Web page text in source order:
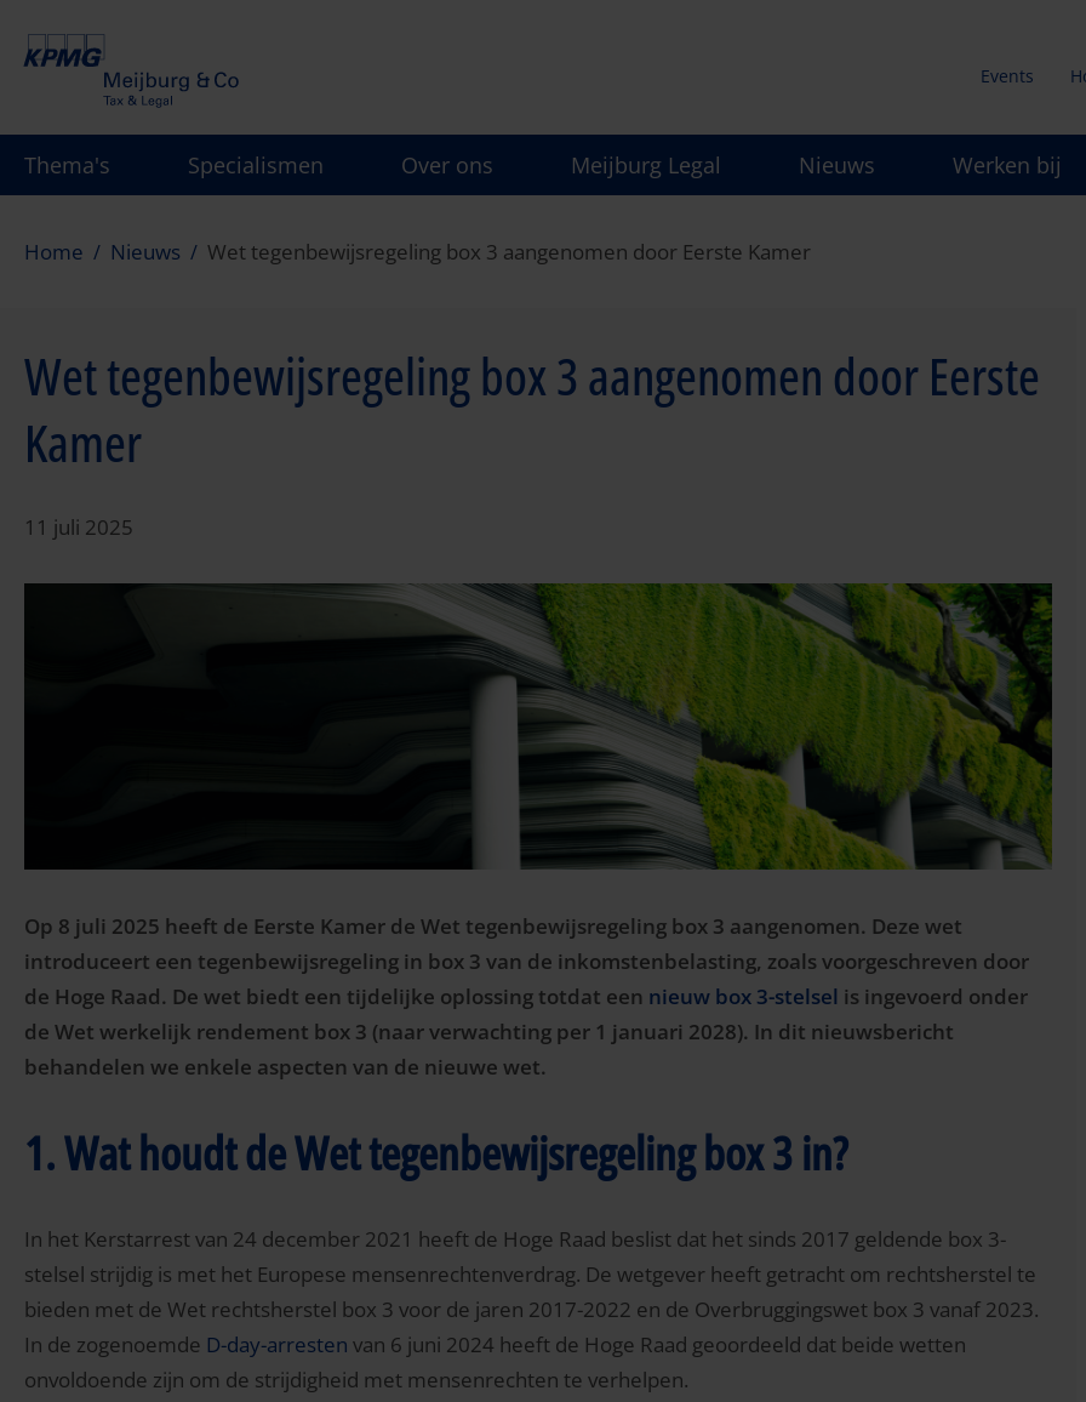
gaan
menu
Events
Thema's Specialismen Over ons Meijburg Legal Nieuws Werken bij
Home Nieuws Wet tegenbewijsregeling box 3 aangenomen door Eerste Kamer
Wet tegenbewijsregeling box 3 aangenomen door Eerste
Kamer
11 juli 2025
Op 8 juli 2025 heeft de Eerste Kamer de Wet tegenbewijsregeling box 3 aangenomen. Deze wet
introduceert een tegenbewijsregeling in box 3 van de inkomstenbelasting, zoals voorgeschreven door
de Hoge Raad. De wet biedt een tijdelijke oplossing totdat een nieuw box 3-stelsel is ingevoerd onder
de Wet werkelijk rendement box 3 (naar verwachting per 1 januari 2028). In dit nieuwsbericht
behandelen we enkele aspecten van de nieuwe wet.
1. Wat houdt de Wet tegenbewijsregeling box 3 in?
In het Kerstarrest van 24 december 2021 heeft de Hoge Raad beslist dat het sinds 2017 geldende box 3-
stelsel strijdig is met het Europese mensenrechtenverdrag. De wetgever heeft getracht om rechtsherstel te
bieden met de Wet rechtsherstel box 3 voor de jaren 2017-2022 en de Overbruggingswet box 3 vanaf 2023.
In de zogenoemde D-day-arresten van 6 juni 2024 heeft de Hoge Raad geoordeeld dat beide wetten
onvoldoende zijn om de strijdigheid met mensenrechten te verhelpen.